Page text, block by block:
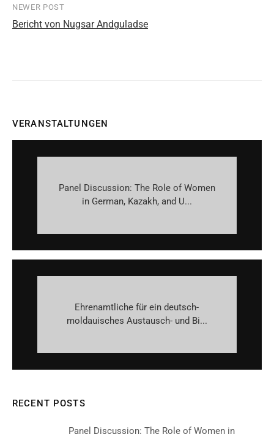
NEWER POST
Bericht von Nugsar Andguladse
VERANSTALTUNGEN
Panel Discussion: The Role of Women
in German, Kazakh, and U...
Ehrenamtliche für ein deutsch-
moldauisches Austausch- und Bi...
RECENT POSTS
Panel Discussion: The Role of Women in